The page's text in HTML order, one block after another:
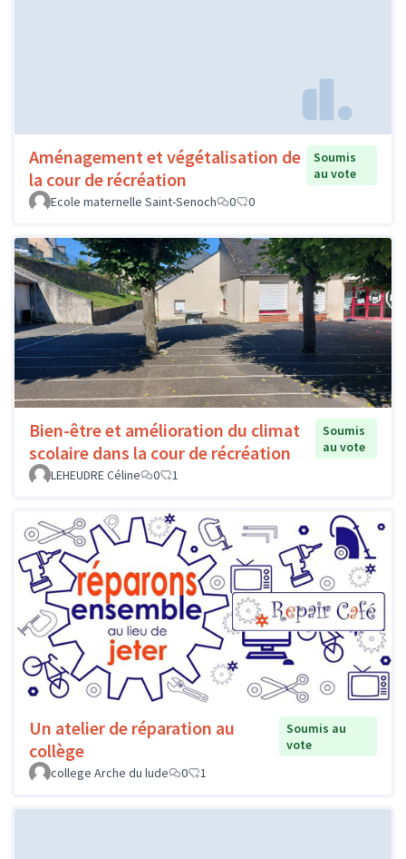
Aménagement et végétalisation de
la cour de récréation
Soumis
au vote
Ecole maternelle Saint-Senoch
0 0
Bien-être et amélioration du climat
scolaire dans la cour de récréation
Soumis
au vote
LEHEUDRE Céline
0 1
Un atelier de réparation au
collège
Soumis au
vote
college Arche du lude
0 1